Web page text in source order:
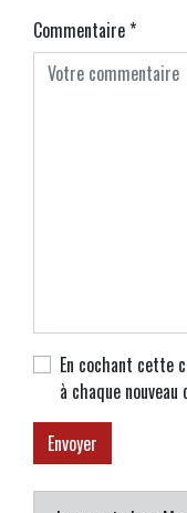
Commentaire*
En cochant cette
à chaque